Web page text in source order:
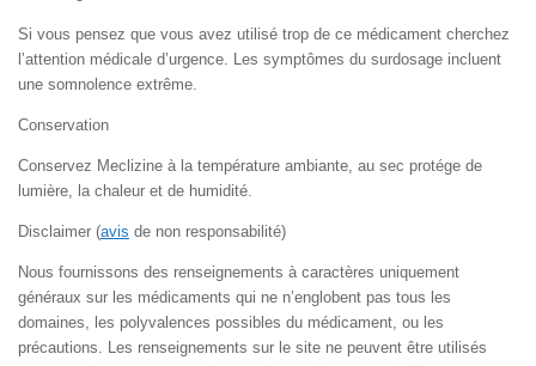
Si vous pensez que vous avez utilisé trop de ce médicament cherchez
l’attention médicale d’urgence. Les symptômes du surdosage incluent
une somnolence extrême.
Conservation
Conservez Meclizine à la température ambiante, au sec protége de
lumière, la chaleur et de humidité.
Disclaimer (avis de non responsabilité)
Nous fournissons des renseignements à caractères uniquement
généraux sur les médicaments qui ne n’englobent pas tous les
domaines, les polyvalences possibles du médicament, ou les
précautions. Les renseignements sur le site ne peuvent être utilisés